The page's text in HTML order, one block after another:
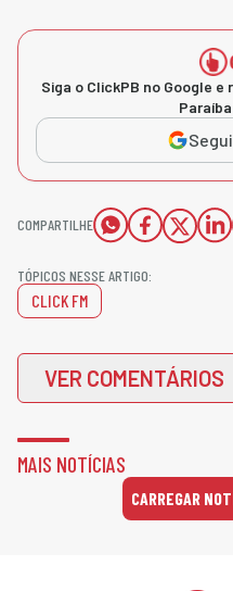
Siga o ClickPB no Google
COMPARTILHE
TÓPICOS NESSE ARTIGO:
CLICK FM
VER COMENTÁRIOS
MAIS NOTÍCIAS
CARREGAR